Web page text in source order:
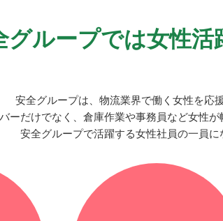
グループでは女性活
安全グループは、物流業界で働く女性を応
ーだけでなく、倉庫作業や事務員など女性が
安全グループで活躍する女性社員の一員に